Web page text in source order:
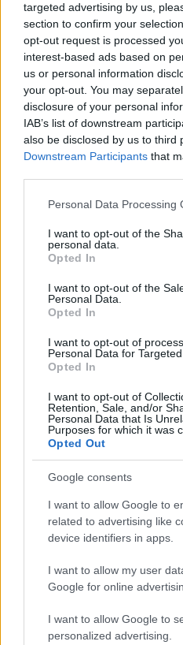
targeted advertising by us,
section to confirm your
opt-out request is processed
interest-based ads based on
us or personal information
your opt-out. You may
disclosure of your personal
IAB’s list of downstream
also be disclosed by us to third
Downstream Participants that
Please note that this website/
not limited to your visit or
grant or deny consent to
use your data for below
consent section.
Personal Data Processing
I want to opt-out of the
personal data.
Opted In
I want to opt-out of the
Personal Data.
Opted In
I want to opt-out of
Personal Data for Targeted
Opted In
I want to opt-out of
Retention, Sale, and/or
Personal Data that Is
Purposes for which it was
Opted Out
Google consents
I want to allow Google to
related to advertising like
device identifiers in apps.
I want to allow my user
Google for online
I want to allow Google to
personalized advertising.
1 Έφυγαν οι
Καρυστιανού - Η
«Ελπίδα για τη
2Συγκίνηση στο
Χαλκιά: Με την
κλαρίνα
φωνή της
3Ο Κώστας Σαμαράς
φωτογραφία για την
αδελφής του, Λένας
Χασάμπης: Από το
Χημείας και στο
Το πολωμένο
φωτιές σε Αττική
ισχυρότερα
χρόνων»
Πιο
Μητσοτάκης στην
Κύπρου: «Ισχυρή
είσοδος της
Canadair 515: Οι
κατασκευή του
επιχειρεί και τη
φωτιάς
Αυγερινός,
πρώην στελέχη
αποχωρήσαμε για
«συγκεντρωτικό
Κρανίου τόπος το
καταστροφικό
Ξεκίνησε η
Οδηγός στη
Hermès και Rolex